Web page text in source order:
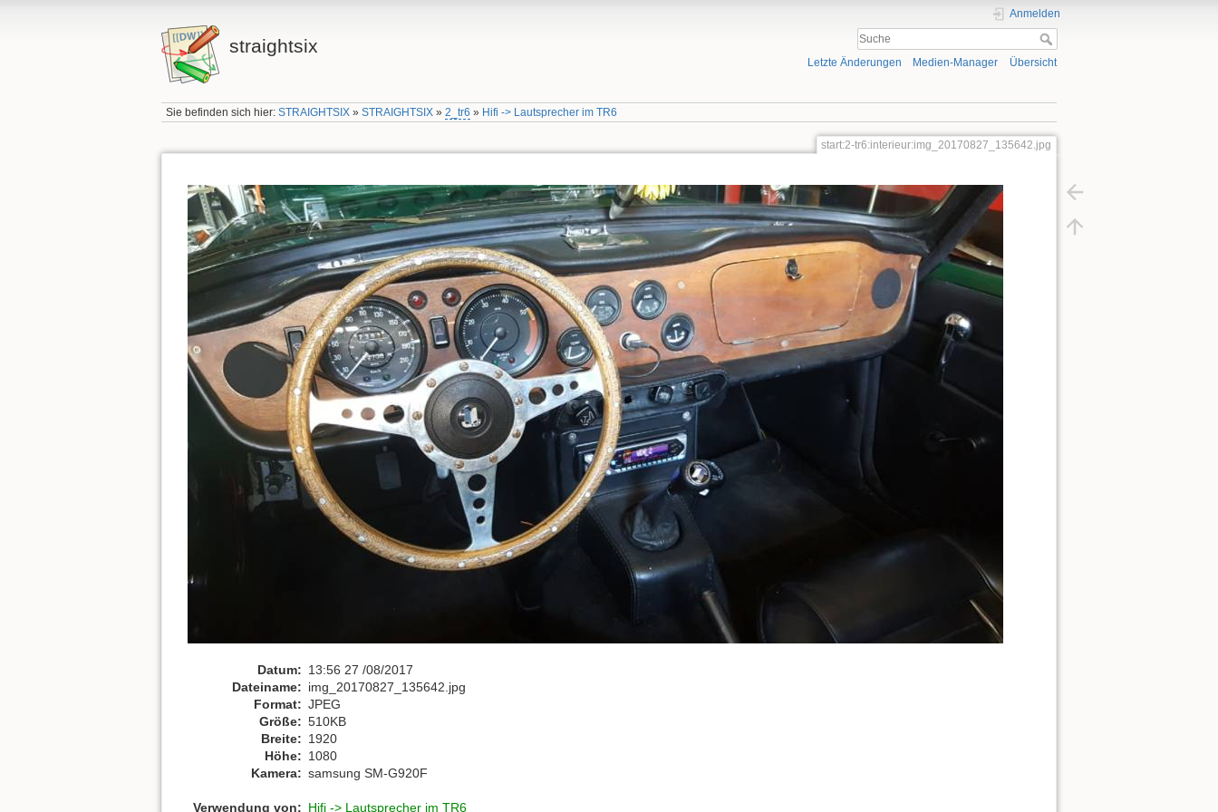
straightsix
Anmelden
Letzte Änderungen Medien-Manager Übersicht
Sie befinden sich hier: STRAIGHTSIX» STRAIGHTSIX» 2_tr6 » Hifi -> Lautsprecher im TR6
start:2-tr6:interieur:img_20170827_135642.jpg
Datum: 13:56 27 /08/2017
Dateiname: img_20170827_135642.jpg
Format: JPEG
Größe: 510KB
Breite: 1920
Höhe: 1080
Kamera: samsung SM-G920F
Verwendung von: Hifi -> Lautsprecher im TR6